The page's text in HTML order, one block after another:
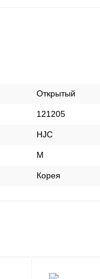
Открытый
121205
HJC
M
Корея